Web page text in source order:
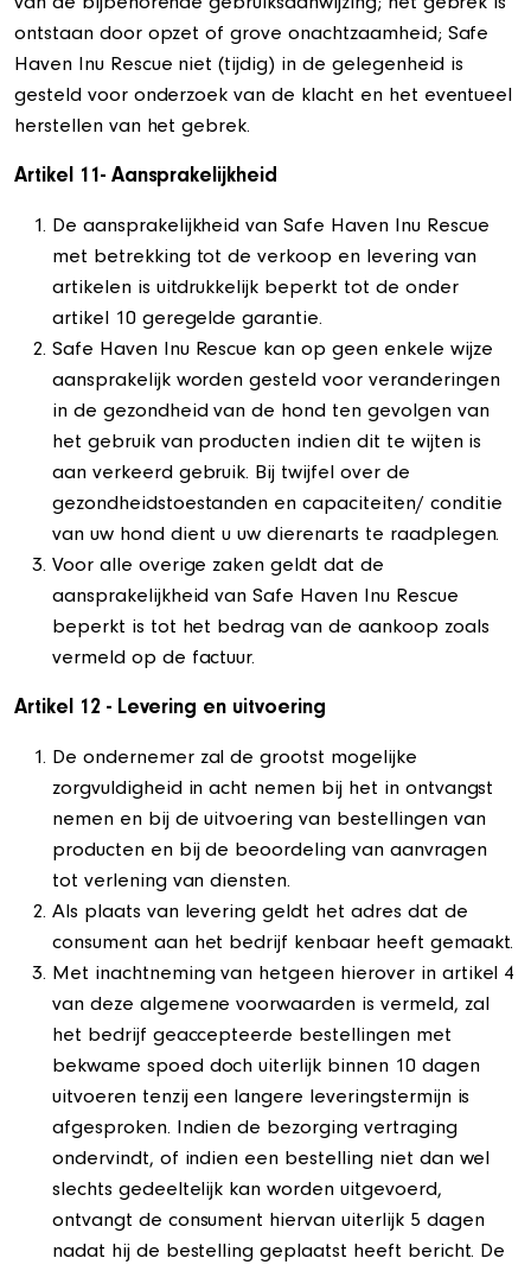
van de bijbehorende gebruiksaanwijzing; het gebrek is
ontstaan door opzet of grove onachtzaamheid; Safe
Haven Inu Rescue niet (tijdig) in de gelegenheid is
gesteld voor onderzoek van de klacht en het eventueel
herstellen van het gebrek.
Artikel 11- Aansprakelijkheid
De aansprakelijkheid van Safe Haven Inu Rescue
met betrekking tot de verkoop en levering van
artikelen is uitdrukkelijk beperkt tot de onder
artikel 10 geregelde garantie.
Safe Haven Inu Rescue kan op geen enkele wijze
aansprakelijk worden gesteld voor veranderingen
in de gezondheid van de hond ten gevolgen van
het gebruik van producten indien dit te wijten is
aan verkeerd gebruik. Bij twijfel over de
gezondheidstoestanden en capaciteiten/ conditie
van uw hond dient u uw dierenarts te raadplegen.
Voor alle overige zaken geldt dat de
aansprakelijkheid van Safe Haven Inu Rescue
beperkt is tot het bedrag van de aankoop zoals
vermeld op de factuur.
Artikel 12 - Levering en uitvoering
De ondernemer zal de grootst mogelijke
zorgvuldigheid in acht nemen bij het in ontvangst
nemen en bij de uitvoering van bestellingen van
producten en bij de beoordeling van aanvragen
tot verlening van diensten.
Als plaats van levering geldt het adres dat de
consument aan het bedrijf kenbaar heeft gemaakt.
Met inachtneming van hetgeen hierover in artikel 4
van deze algemene voorwaarden is vermeld, zal
het bedrijf geaccepteerde bestellingen met
bekwame spoed doch uiterlijk binnen 10 dagen
uitvoeren tenzij een langere leveringstermijn is
afgesproken. Indien de bezorging vertraging
ondervindt, of indien een bestelling niet dan wel
slechts gedeeltelijk kan worden uitgevoerd,
ontvangt de consument hiervan uiterlijk 5 dagen
nadat hij de bestelling geplaatst heeft bericht. De